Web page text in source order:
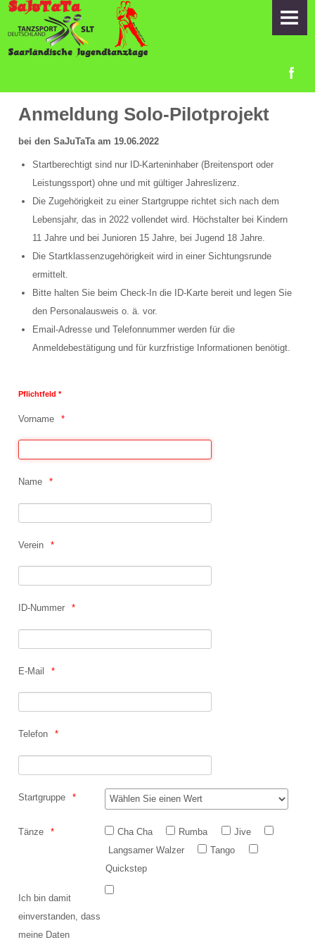
HOME
ORGA-TEAM
Zeitplan
Startlisten
Samstag
Sonntag
Anfahrt
Anmeldung Duo-Pilotprojekt am 18.06.2022
Anmeldung Solo-Pilotprojekt am 19.06.2022
ERGEBNISSE
Gummibärchenpokal
Presseberichte 2022
Presseberichte 2018
IMPRESSUM
Anmeldung Solo-Pilotprojekt
bei den SaJuTaTa am 19.06.2022
Startberechtigt sind nur ID-Karteninhaber (Breitensport oder
Leistungssport) ohne und mit gültiger Jahreslizenz.
Die Zugehörigkeit zu einer Startgruppe richtet sich nach dem
Lebensjahr, das in 2022 vollendet wird. Höchstalter bei Kindern
11 Jahre und bei Junioren 15 Jahre, bei Jugend 18 Jahre.
Die Startklassenzugehörigkeit wird in einer Sichtungsrunde
ermittelt.
Bitte halten Sie beim Check-In die ID-Karte bereit und legen Sie
den Personalausweis o. ä. vor.
Email-Adresse und Telefonnummer werden für die
Anmeldebestätigung und für kurzfristige Informationen benötigt.
Pflichtfeld *
Vorname
Name
Verein
ID-Nummer
E-Mail
Telefon
Startgruppe
Tänze Cha Cha Rumba
Jive
Langsamer Walzer
Tango
Quickstep
Ich bin damit
einverstanden, dass
meine Daten